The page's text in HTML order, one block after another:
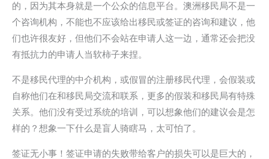
的，因为其本身就是一个公众的信息平台。澳洲移民局不是一
个咨询机构，不能也不应该给出移民或签证的咨询和建议，他
们也许很友好，但他们不会站在申请人这一边，通常还会把没
有抵抗力的申请人当软柿子来捏。
不是移民代理的中介机构，或假冒的注册移民代理，会假装或
自称他们在和移民局交流和联系，更多的假装和移民局有特殊
关系。他们没有受过系统的培训，可以想象他们的建议会是怎
样的？想象一下什么是盲人骑瞎马，太可怕了。
签证无小事！签证申请的失败带给客户的损失可以是巨大的，